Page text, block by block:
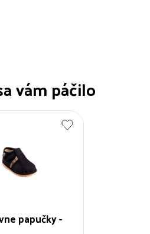
vám páčilo
papučky -